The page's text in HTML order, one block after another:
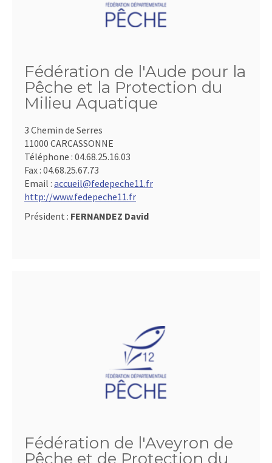
Fédération de l'Aude pour la
Pêche et la Protection du
Milieu Aquatique
3 Chemin de Serres
11000 CARCASSONNE
Téléphone : 04.68.25.16.03
Fax : 04.68.25.67.73
Email : accueil@fedepeche11.fr
http://www.fedepeche11.fr
Président : FERNANDEZ David
Fédération de l'Aveyron de
Pêche et de Protection du